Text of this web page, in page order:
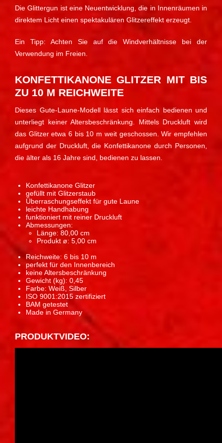
Die Glittergun ist eine Neuentwicklung, die in Innenräumen in
direktem Licht einen spektakulären Glitzereffekt erzeugt.
Ein Tipp: Achten Sie auf die Windverhältnisse bei der
Verwendung im Freien.
KONFETTIKANONE GLITZER MIT BIS
ZU 10 M REICHWEITE
Dieses Gute-Laune-Modell lässt sich einfach bedienen und
unterliegt keiner Altersbeschränkung. Mittels Druckluft wird
das Glitzer etwa 6 bis 10 m weit geschossen. Wir empfehlen
aufgrund der Druckluft, die Konfettikanone durch Personen,
die älter als 16 Jahre sind, bedienen zu lassen.
Konfettikanone Glitzer
gefüllt mit Glitzerstaub
Überraschungseffekt für gute Laune
leichte Handhabung
funktioniert mit reiner Druckluft
Abmessungen:
Länge: 80,00 cm
Produkt ø: 5,00 cm
Reichweite: 6 bis 10 m
perfekt für den Innenbereich
keine Altersbeschränkung
Gewicht (kg): 0,45
Farbe: Weiß, Silber
ISO 9001:2015 zertifiziert
BAM getestet
Made in Germany
PRODUKTVIDEO: